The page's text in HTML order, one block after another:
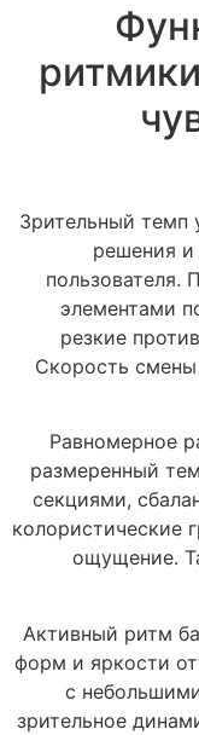
Зрительный темп
решения и
пользователя.
элементами
резкие
Скорость
Равномерное
размеренный
секциями,
колористические
ощущение.
Активный ритм
форм и яркости
с
зрительное